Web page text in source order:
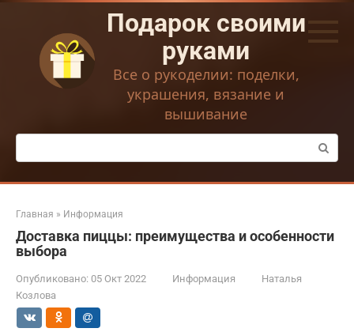
Перейти
контенту
Подарок своими
руками
Все о рукоделии: поделки,
украшения, вязание и
вышивание
Поиск:
Главная » Информация
Доставка пиццы: преимущества и особенности
выбора
Опубликовано: 05 Окт 2022 Информация
Наталья
Козлова